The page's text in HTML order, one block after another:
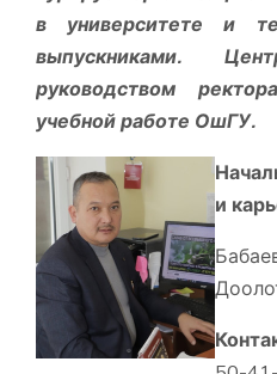
в университете и
выпускниками.
руководством
учебной работе ОшГУ.
и